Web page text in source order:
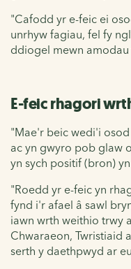
"Cafodd yr e-feic ei
unrhyw fagiau, fel fy
ddiogel mewn
E-feic rhagori
"Mae'r beic wedi'i
ac yn gwyro pob glaw
yn sych positif (bron)
"Roedd yr e-feic yn
fynd i'r afael â sawl
iawn wrth weithio trwy
Chwaraeon, Twristiaid
serth y daethpwyd ar